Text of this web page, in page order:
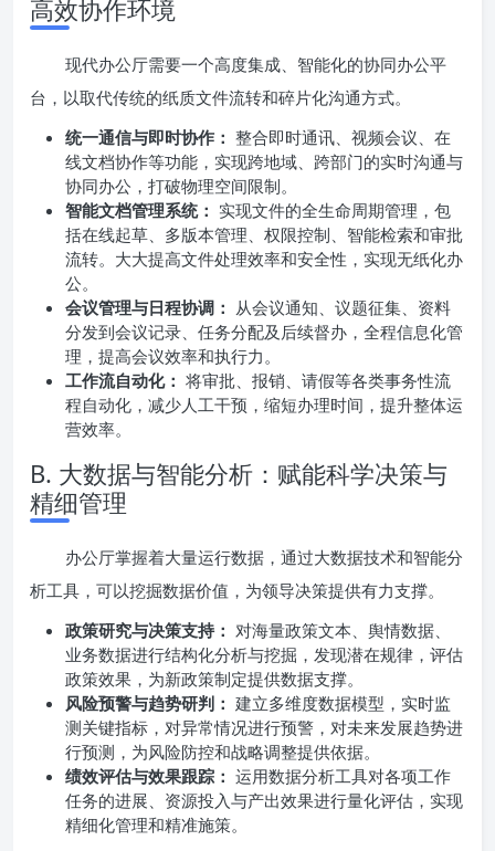
高效协作环境
现代办公厅需要一个高度集成、智能化的协同办公平
台，以取代传统的纸质文件流转和碎片化沟通方式。
统一通信与即时协作： 整合即时通讯、视频会议、在
线文档协作等功能，实现跨地域、跨部门的实时沟通与
协同办公，打破物理空间限制。
智能文档管理系统： 实现文件的全生命周期管理，包
括在线起草、多版本管理、权限控制、智能检索和审批
流转。大大提高文件处理效率和安全性，实现无纸化办
公。
会议管理与日程协调： 从会议通知、议题征集、资料
分发到会议记录、任务分配及后续督办，全程信息化管
理，提高会议效率和执行力。
工作流自动化： 将审批、报销、请假等各类事务性流
程自动化，减少人工干预，缩短办理时间，提升整体运
营效率。
B. 大数据与智能分析：赋能科学决策与
精细管理
办公厅掌握着大量运行数据，通过大数据技术和智能分
析工具，可以挖掘数据价值，为领导决策提供有力支撑。
政策研究与决策支持： 对海量政策文本、舆情数据、
业务数据进行结构化分析与挖掘，发现潜在规律，评估
政策效果，为新政策制定提供数据支撑。
风险预警与趋势研判： 建立多维度数据模型，实时监
测关键指标，对异常情况进行预警，对未来发展趋势进
行预测，为风险防控和战略调整提供依据。
绩效评估与效果跟踪： 运用数据分析工具对各项工作
任务的进展、资源投入与产出效果进行量化评估，实现
精细化管理和精准施策。